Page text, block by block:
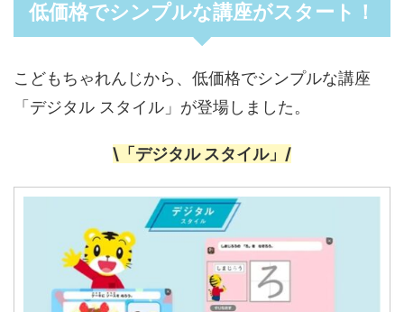
低価格でシンプルな講座がスタート！
こどもちゃれんじから、低価格でシンプルな講座
「デジタル スタイル」が登場しました。
\「デジタル スタイル」/